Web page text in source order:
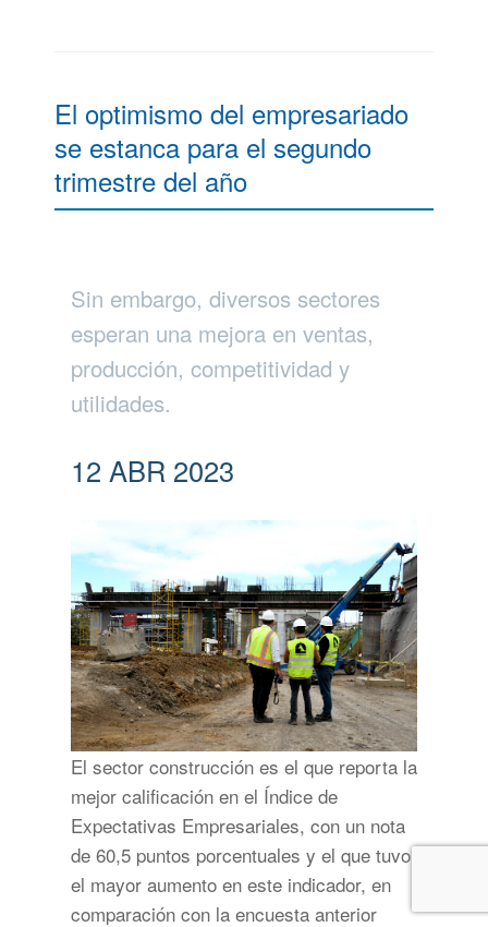
El optimismo del empresariado
se estanca para el segundo
trimestre del año
Sin embargo, diversos sectores
esperan una mejora en ventas,
producción, competitividad y
utilidades.
12 ABR 2023
El sector construcción es el que reporta la
mejor calificación en el Índice de
Expectativas Empresariales, con un nota
de 60,5 puntos porcentuales y el que tuvo
el mayor aumento en este indicador, en
comparación con la encuesta anterior